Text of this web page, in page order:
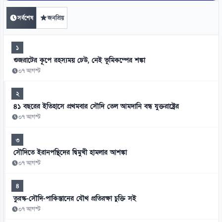
সর্বশেষ জনপ্রিয়
১
গুজরাটের কূপে রহস্যময় ঢেউ, নেই ভূমিকম্পের শঙ্কা
০৭ আগস্ট
২
৪১ বছরের ইতিহাসে প্রথমবার সৌদি তেল আমদানি বন্ধ যুক্তরাষ্ট্রের
০৭ আগস্ট
৩
সৌদিতে ইরানপন্থিদের দ্বিমুখী হামলার আশঙ্কা
০৭ আগস্ট
৪
তুরস্ক-সৌদি-পাকিস্তানের যৌথ প্রতিরক্ষা চুক্তি সই
০৭ আগস্ট